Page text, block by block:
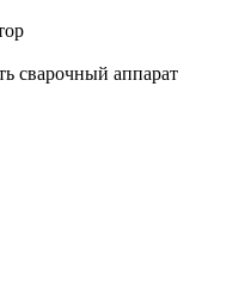
сварочный аппарат